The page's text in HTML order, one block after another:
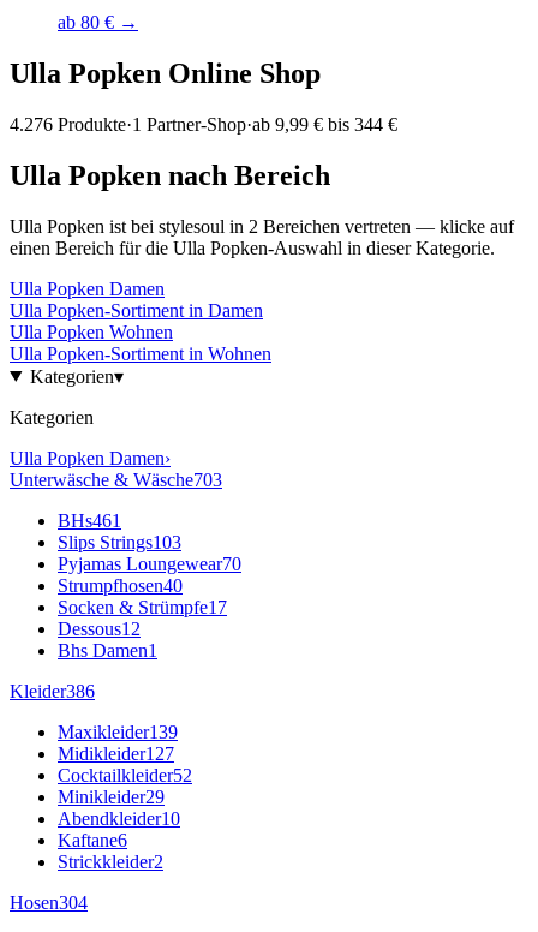
ab 80 € →
Ulla Popken Online Shop
4.276 Produkte·1 Partner-Shop·ab 9,99 € bis 344 €
Ulla Popken nach Bereich
Ulla Popken ist bei stylesoul in 2 Bereichen vertreten — klicke auf
einen Bereich für die Ulla Popken-Auswahl in dieser Kategorie.
Ulla Popken Damen
Ulla Popken-Sortiment in Damen
Ulla Popken Wohnen
Ulla Popken-Sortiment in Wohnen
Kategorien▾
Kategorien
Ulla Popken Damen›
Unterwäsche & Wäsche703
BHs461
Slips Strings103
Pyjamas Loungewear70
Strumpfhosen40
Socken & Strümpfe17
Dessous12
Bhs Damen1
Kleider386
Maxikleider139
Midikleider127
Cocktailkleider52
Minikleider29
Abendkleider10
Kaftane6
Strickkleider2
Hosen304